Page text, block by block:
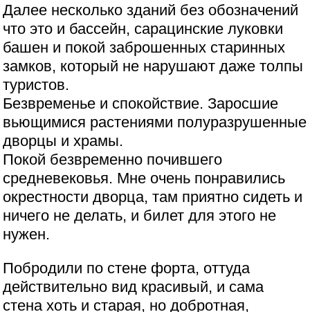
Далее несколько зданий без обозначений
что это и бассейн, сарацинские луковки
башен и покой заброшенных старинных
замков, который не нарушают даже толпы
туристов.
Безвременье и спокойствие. Заросшие
вьющимися растениями полуразрушенные
дворцы и храмы.
Покой безвременно почившего
средневековья. Мне очень понравились
окрестности дворца, там приятно сидеть и
ничего не делать, и билет для этого не
нужен.
Побродили по стене форта, оттуда
действительно вид красивый, и сама
стена хоть и старая, но добротная,